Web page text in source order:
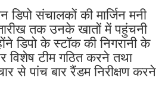
डिपो संचालकों की मार्जिन मनी
तक उनके खातों में पहुंचनी
डिपो के स्टॉक की निगरानी के
विशेष टीम गठित करने तथा
से पांच बार रैंडम निरीक्षण करने